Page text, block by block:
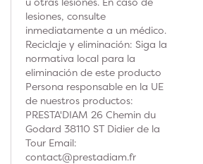
lesiones, consulte
inmediatamente a un médico.
Reciclaje y eliminación: Siga la
normativa local para la
eliminación de este producto
Persona responsable en la UE
de nuestros productos:
PRESTA'DIAM 26 Chemin du
Godard 38110 ST Didier de la
Tour Email:
contact@prestadiam.fr